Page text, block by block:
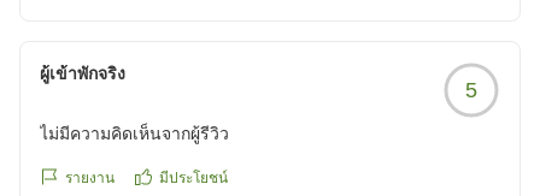
ผู้เข้าพักจริง
5
ไม่มีความคิดเห็นจากผู้รีวิว
รายงาน มีประโยชน์